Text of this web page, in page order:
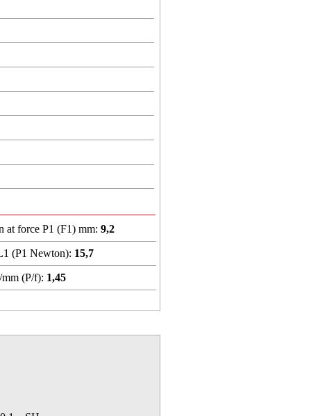
at force P1 (F1) mm: 9,2
(P1 Newton): 15,7
(P/f): 1,45